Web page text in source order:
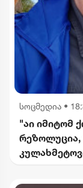
სოცმედია •
"აი იმიტომ
რეზოლუცია,